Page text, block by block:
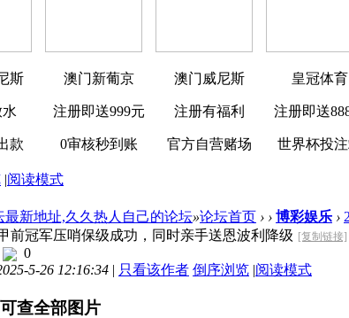
斯
款
澳门新葡京
注册即送999元
0审核秒到账
澳门威尼斯
注册有福利
官方自营赌场
皇冠体育
注册即送
世界杯投
|阅读模式
新地址,久久热人自己的论坛»论坛首页 › › 博彩娱乐 ›
前冠军压哨保级成功，同时亲手送恩波利降级 [复制链接]
0
5-26 12:16:34 | 只看该作者 倒序浏览 |阅读模式
查全部图片